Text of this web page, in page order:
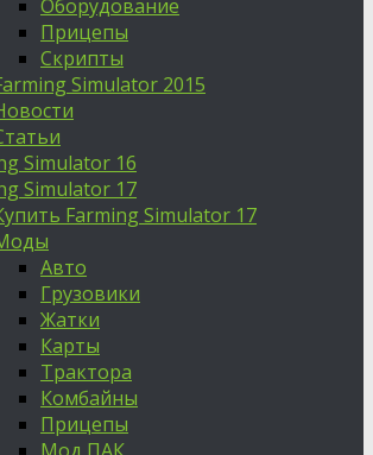
Оборудование
Прицепы
Скрипты
Simulator 2015
Simulator 16
Simulator 17
Farming Simulator 17
Авто
Грузовики
Жатки
Карты
Трактора
Комбайны
Прицепы